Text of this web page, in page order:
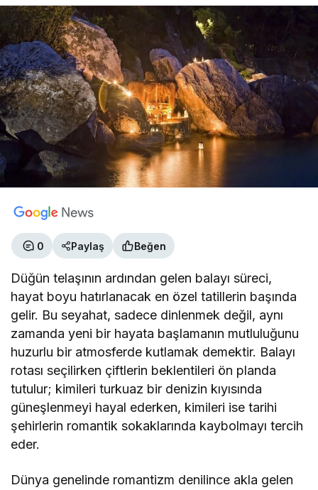
0 Paylaş Beğen
Düğün telaşının ardından gelen balayı süreci,
hayat boyu hatırlanacak en özel tatillerin başında
gelir. Bu seyahat, sadece dinlenmek değil, aynı
zamanda yeni bir hayata başlamanın mutluluğunu
huzurlu bir atmosferde kutlamak demektir. Balayı
rotası seçilirken çiftlerin beklentileri ön planda
tutulur; kimileri turkuaz bir denizin kıyısında
güneşlenmeyi hayal ederken, kimileri ise tarihi
şehirlerin romantik sokaklarında kaybolmayı tercih
eder.
Dünya genelinde romantizm denilince akla gelen